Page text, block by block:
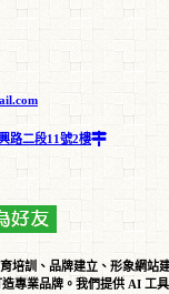
路二段11號2樓
培訓、品牌建立、形象網站
專業品牌。我們提供 AI 工